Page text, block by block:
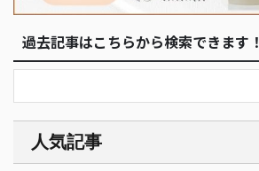
過去記事はこちらから検索できます！
人気記事